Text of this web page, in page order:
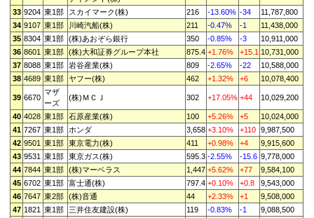
33 9204 東1部 スカイマーク(株) 216 -13.60% -34
11,787,800
34 9107 東1部 川崎汽船(株) 211 -0.47% -1
11,438,000
35 8304 東1部 (株)あおぞら銀行 350 -0.85% -3
10,911,000
36 8601 東1部 (株)大和証券グループ本社 875.4 +1.76% +15.1 10,731,000
37 8088 東1部 岩谷産業(株) 809 -2.65% -22
10,588,000
38 4689 東1部 ヤフー(株) 462 +1.32% +6 10,078,400
39 6670
マザ
ーズ
(株)ＭＣＪ 302 +17.05% +44 10,029,200
40 4028 東1部 石原産業(株) 100 +5.26% +5
10,024,000
41 7267 東1部 ホンダ 3,658 +3.10% +110
9,987,500
42 9501 東1部 東京電力(株) 411 +0.98% +4
9,915,600
43 9531 東1部 東京ガス(株) 595.3 -2.55% -15.6 9,778,000
44 7844 東1部 (株)マーベラス 1,447 +5.62% +77
9,584,100
45 6702 東1部 富士通(株) 797.4 +0.10% +0.8
9,543,000
46 7647 東2部 (株)音通 44 +2.33% +1
9,508,000
47 1821 東1部 三井住友建設(株) 119 -0.83% -1
9,088,500